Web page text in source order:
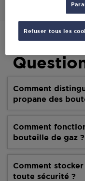
Comment
propane des
Comment
bouteille de gaz ?
Comment
toute sécurité ?
Refuser tous les